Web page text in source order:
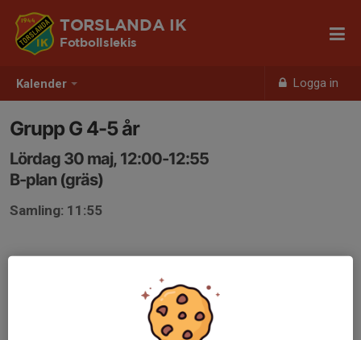
Kalender Logga in
TORSLANDA IK
Fotbollslekis
Grupp G 4-5 år
Lördag 30 maj, 12:00-12:55
B-plan (gräs)
Samling: 11:55